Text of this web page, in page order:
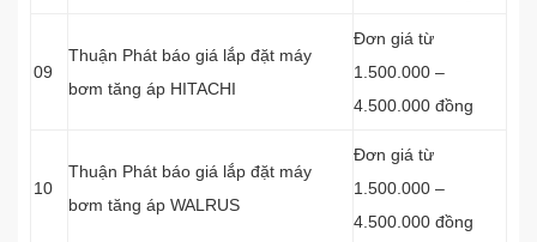
09
Thuận Phát báo giá lắp đặt máy
bơm tăng áp HITACHI
Đơn giá từ
1.500.000 –
4.500.000 đồng
10
Thuận Phát báo giá lắp đặt máy
bơm tăng áp WALRUS
Đơn giá từ
1.500.000 –
4.500.000 đồng